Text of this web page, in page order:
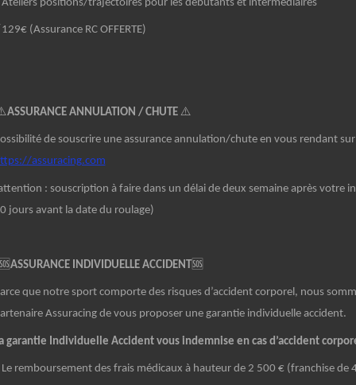
positions/trajectoires pour les débutants et intermédiaires
(Assurance RC OFFERTE)
ASSURANCE ANNULATION / CHUTE⚠️
de souscrire une assurance annulation/chute en vous rendant
assuracing.com
: souscription à faire dans un délai de deux semaine après votre
jours avant la date du roulage)
🆘ASSURANCE INDIVIDUELLE ACCIDENT 🆘
que notre sport comporte des risques d’accident corporel, nous
Assuracing de vous proposer une garantie individuelle accident.
garantie Individuelle Accident vous indemnise en cas d’accident
Le remboursement des frais médicaux à hauteur de 2 500 € (franchise de